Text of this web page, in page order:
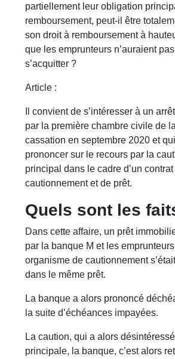
partiellement leur obligation
remboursement, peut-il être
son droit à remboursement à
que les emprunteurs n’auraient
s’acquitter ?
Article :
Il convient de s’intéresser à un
par la première chambre civile de
cassation en septembre 2020 et
prononcer sur le recours par la
principal dans le cadre d’un
cautionnement et de prêt.
Quels sont les
Dans cette affaire, un prêt
par la banque M et les
organisme de cautionnement
dans le même prêt.
La banque a alors prononcé
la suite d’échéances impayées.
La caution, qui a alors
principale, la banque, c’est alors